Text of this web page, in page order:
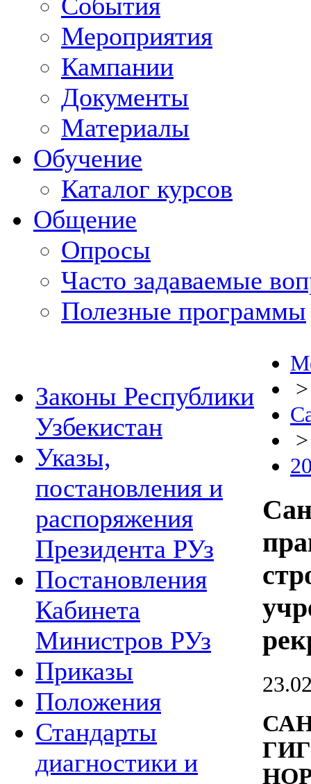
Мероприятия
Кампании
Документы
Материалы
Обучение
Каталог курсов
Общение
Опросы
Часто задаваемые
Полезные программы
Законы Республики
Узбекистан
Указы,
постановления и
распоряжения
Президента РУз
Постановления
Кабинета
Министров РУз
Приказы
Положения
Стандарты
диагностики и